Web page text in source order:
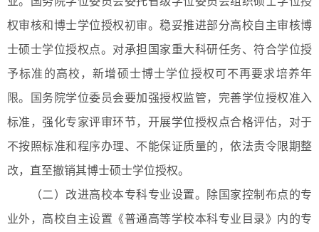
权审核和博士学位授权初审。稳妥推进部分高校自主审核博
士硕士学位授权点。对承担国家重大科研任务、符合学位授
予标准的高校，新增硕士博士学位授权可不再要求培养年
限。国务院学位委员会要加强授权监管，完善学位授权准入
标准，强化专家评审环节，开展学位授权点合格评估，对于
不按照标准和程序办理、不能保证质量的，依法责令限期整
改，直至撤销其博士硕士学位授权。
（二）改进高校本专科专业设置。除国家控制布点的专
业外，高校自主设置《普通高等学校本科专业目录》内的专